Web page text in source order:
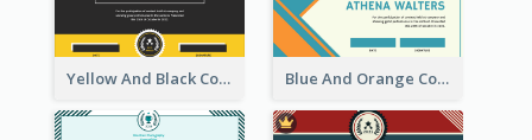
Yellow And Black Contrast Simple Certificate Blue And Orange Company Triangles With Badge Certificate